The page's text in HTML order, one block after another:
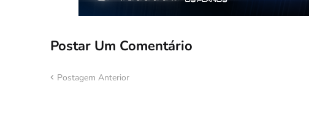
Postar Um Comentário
Postagem Anterior